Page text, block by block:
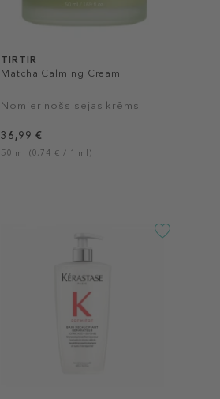
TIRTIR
Matcha Calming Cream
Nomierinošs sejas krēms
36,99 €
50 ml (0,74 € / 1 ml)